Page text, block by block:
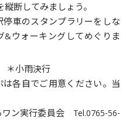
断してみましょう。
車のスタンプラリーをしな
&ウォーキングしてめぐりま
＊小雨決行
各自でご用意ください。当
ワン実行委員会 Tel.0765-56-